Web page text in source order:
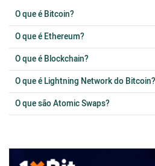
O que é Bitcoin?
O que é Ethereum?
O que é Blockchain?
O que é Lightning Network do Bitcoin?
O que são Atomic Swaps?